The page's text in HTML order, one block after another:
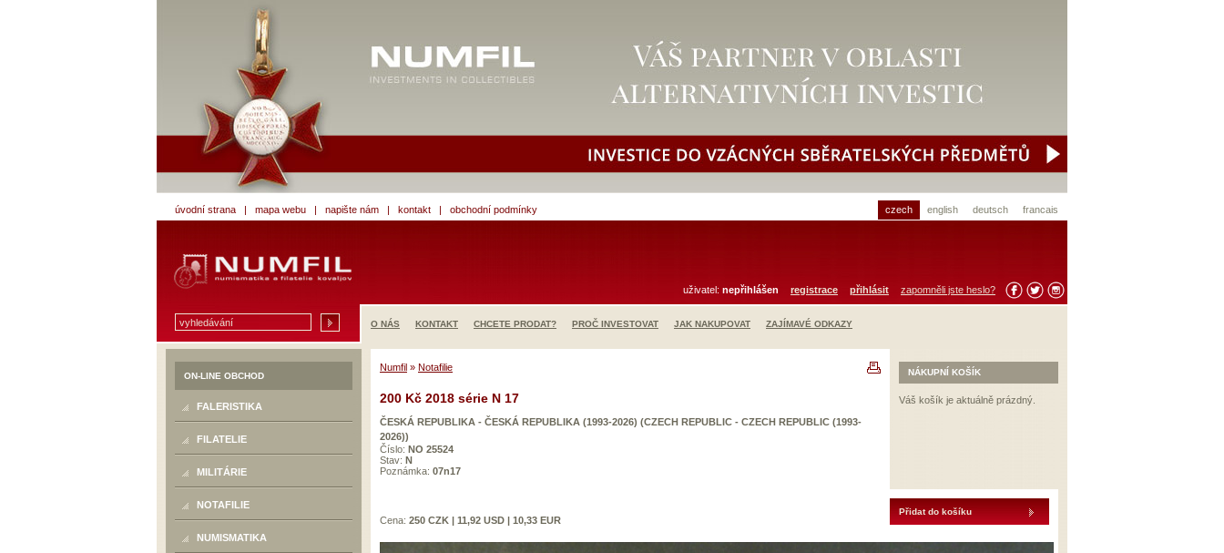
úvodní strana | mapa webu | napište nám | kontakt | obchodní podmínky francais
deutsch
english
czech
uživatel: nepřihlášen registrace přihlásit zapomněli jste heslo?
O NÁS KONTAKT CHCETE PRODAT? PROČ INVESTOVAT JAK NAKUPOVAT ZAJÍMAVÉ ODKAZY
ON-LINE OBCHOD
FALERISTIKA
FILATELIE
MILITÁRIE
NOTAFILIE
NUMISMATIKA
Numfil » Notafilie
200 Kč 2018 série N 17
ČESKÁ REPUBLIKA - ČESKÁ REPUBLIKA (1993-2026) (CZECH REPUBLIC - CZECH REPUBLIC (1993-
2026))
Číslo: NO 25524
Stav: N
Poznámka: 07n17
NÁKUPNÍ KOŠÍK
Váš košík je aktuálně prázdný.
Přidat do košíku
Cena: 250 CZK | 11,92 USD | 10,33 EUR